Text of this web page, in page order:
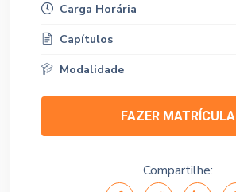
Carga Horária
Capítulos
Modalidade
FAZER MATRÍCULA
Compartilhe: